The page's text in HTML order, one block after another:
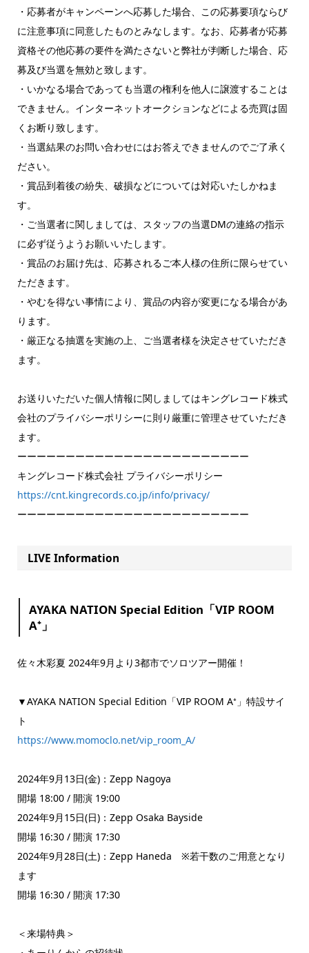
・応募者がキャンペーンへ応募した場合、この応募要項ならび
に注意事項に同意したものとみなします。なお、応募者が応募
資格その他応募の要件を満たさないと弊社が判断した場合、応
募及び当選を無効と致します。
・いかなる場合であっても当選の権利を他人に譲渡することは
できません。インターネットオークションなどによる売買は固
くお断り致します。
・当選結果のお問い合わせにはお答えできませんのでご了承く
ださい。
・賞品到着後の紛失、破損などについては対応いたしかねま
す。
・ご当選者に関しましては、スタッフの当選DMの連絡の指示
に必ず従うようお願いいたします。
・賞品のお届け先は、応募されるご本人様の住所に限らせてい
ただきます。
・やむを得ない事情により、賞品の内容が変更になる場合があ
ります。
・厳正なる抽選を実施の上、ご当選者様を決定させていただき
ます。
お送りいただいた個人情報に関しましてはキングレコード株式
会社のプライバシーポリシーに則り厳重に管理させていただき
ます。
ーーーーーーーーーーーーーーーーーーーーーーーー
キングレコード株式会社 プライバシーポリシー
https://cnt.kingrecords.co.jp/info/privacy/
ーーーーーーーーーーーーーーーーーーーーーーーー
LIVE Information
AYAKA NATION Special Edition「VIP ROOM
A⁺」
佐々木彩夏 2024年9月より3都市でソロツアー開催！
▼AYAKA NATION Special Edition「VIP ROOM A⁺」特設サイ
ト
https://www.momoclo.net/vip_room_A/
2024年9月13日(金)：Zepp Nagoya
開場 18:00 / 開演 19:00
2024年9月15日(日)：Zepp Osaka Bayside
開場 16:30 / 開演 17:30
2024年9月28日(土)：Zepp Haneda ※若干数のご用意となり
ます
開場 16:30 / 開演 17:30
＜来場特典＞